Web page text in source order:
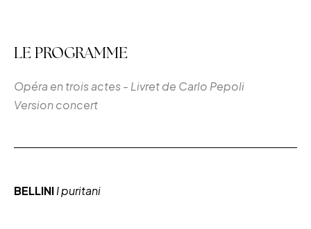
LE PROGRAMME
Opéra en trois actes - Livret de Carlo Pepoli
Version concert
BELLINII puritani